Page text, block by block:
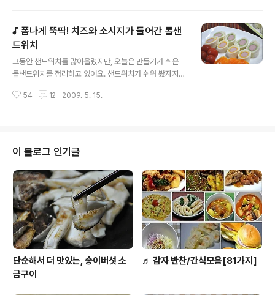
한 간식을 만들어 보았어요. 그것은.. 바로바로.. 마늘피자!
마늘이 우리몸에 좋다는 것은 다들 아시지요? 우리가 알고
있는 식품 마늘은 보약중에 보약이예요. 각종 성인병은 물
론 피로회복에도 좋고, 스태미너에도 짱! 얼마전 신문기사
전이완과 혈전예방등에 효능이 있는것으로 규명이 됏다고
♪ 폼나게 뚝딱! 치즈와 소시지가 들어간 롤샌
드위치
그동안 샌드위치를 많이올렸지만, 오늘은 만들기가 쉬운
롤샌드위치를 정리하고 있어요. 샌드위치가 쉬워 봤자지~
도 되는 치즈와 소세지가 들어간 롤 샌드위치랍니다. ㅋ 정
나 나들이 간단한 도시락에 좋은 롤 샌드위치 정리하여 봅
니다. ◈ 폼나게 뚝딱! 치즈와 소시지가 들어간 롤샌드위치
◈ [재료] 식빵 4장, 마요네즈, 슬라이스치즈 4장, 소시지
4개 소시지는 끓는물에 데쳐서 건져두고, 식빵은 테두리를
자른뒤에 방망이나 병을 이용하여 식빵은 납작하게 한다는
느낌으로 밀어주고, 마..
54 12 2009. 5. 15.
이 블로그 인기글
단순해서 더 맛있는, 송이버섯 소
금구이
♬ 감자 반찬/간식모음[81가지]